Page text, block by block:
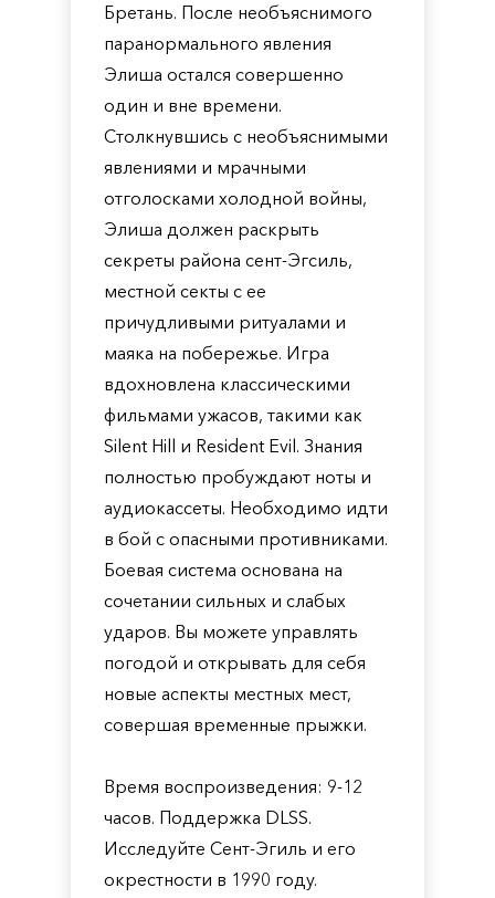
Бретань. После необъяснимого
паранормального явления
Элиша остался совершенно
один и вне времени.
Столкнувшись с необъяснимыми
явлениями и мрачными
отголосками холодной войны,
Элиша должен раскрыть
секреты района сент-Эгсиль,
местной секты с ее
причудливыми ритуалами и
маяка на побережье. Игра
вдохновлена классическими
фильмами ужасов, такими как
Silent Hill и Resident Evil. Знания
полностью пробуждают ноты и
аудиокассеты. Необходимо идти
в бой с опасными противниками.
Боевая система основана на
сочетании сильных и слабых
ударов. Вы можете управлять
погодой и открывать для себя
новые аспекты местных мест,
совершая временные прыжки.
Время воспроизведения: 9-12
часов. Поддержка DLSS.
Исследуйте Сент-Эгиль и его
окрестности в 1990 году.